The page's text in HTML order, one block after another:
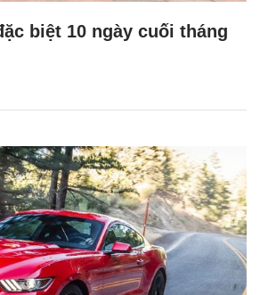
biệt 10 ngày cuối tháng